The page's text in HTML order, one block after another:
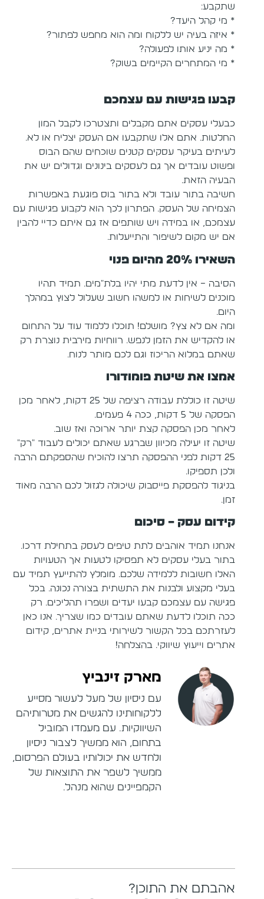
שתקבע:
* מי קהל היעד?
* איזה בעיה יש ללקוח ומה הוא מחפש לפתור?
* מה יניע אותו לפעולה?
* מי המתחרים הקיימים בשוק?
קבעו פגישות עם עצמכם
כבעלי עסקים אתם מקבלים ותצטרכו לקבל המון
החלטות. אתם אלו שתקבעו אם העסק יצליח או לא.
לעיתים בעיקר עסקים קטנים שוכחים שהם הבוס
ופשוט עובדים אך גם לעסקים בינונים וגדולים יש את
הבעיה הזאת.
חשיבה בתור עובד ולא בתור בוס פוגעת באפשרות
הצמיחה של העסק. הפתרון לכך הוא לקבוע פגישות עם
עצמכם, או במידה ויש שותפים אז גם איתם כדיי להבין
אם יש מקום לשיפור והתייעלות.
השאירו 20% מהיום פנוי
הסיבה – אין לדעת מתי יהיו בלת"מים. תמיד תהיו
מוכנים לשיחות או למשהו חשוב שעלול לצוץ במהלך
היום.
ומה אם לא צץ? מושלם! תוכלו ללמוד עוד על התחום
או להקדיש את הזמן לנפש. רווחיות מירבית נוצרת רק
שאתם במלוא הריכוז וגם לכם מותר לנוח.
אמצו את שיטת פומודורו
שיטה זו כוללת עבודה רציפה של 25 דקות, לאחר מכן
הפסקה של 5 דקות, ככה 4 פעמים.
לאחר מכן הפסקה קצת יותר ארוכה ואז שוב.
שיטה זו יעילה מכיוון שברגע שאתם יכולים לעבוד "רק"
25 דקות לפני ההפסקה תרצו להוכיח שהספקתם הרבה
ולכן תספיקו.
בניגוד להפסקת פייסבוק שיכולה לגזול לכם הרבה מאוד
זמן.
קידום עסק – סיכום
אנחנו תמיד אוהבים לתת טיפים לעסק בתחילת דרכו.
בתור בעלי עסקים לא תפסיקו לטעות אך הטעויות
האלו חשובות ללמידה שלכם. מומלץ להתייעץ תמיד עם
בעלי מקצוע ולבנות את התשתית בצורה נכונה. בכל
פגישה עם עצמכם קבעו יעדים ושפרו תהליכים. רק
ככה תוכלו לדעת שאתם עובדים כמו שצריך. אנו כאן
לעזרתכם בכל הקשור לשירותי בניית אתרים, קידום
אתרים וייעוץ שיווקי. בהצלחה!
מארק זינביץ
עם ניסיון של מעל לעשור מסייע
ללקוחותינו להגשים את מטרותיהם
השיווקיות. עם מעמדו המוביל
בתחום, הוא ממשיך לצבור ניסיון
ולחדש את יכולותיו בעולם הפרסום,
ממשיך לשפר את התוצאות של
הקמפיינים שהוא מנהל.
אהבתם את התוכן?